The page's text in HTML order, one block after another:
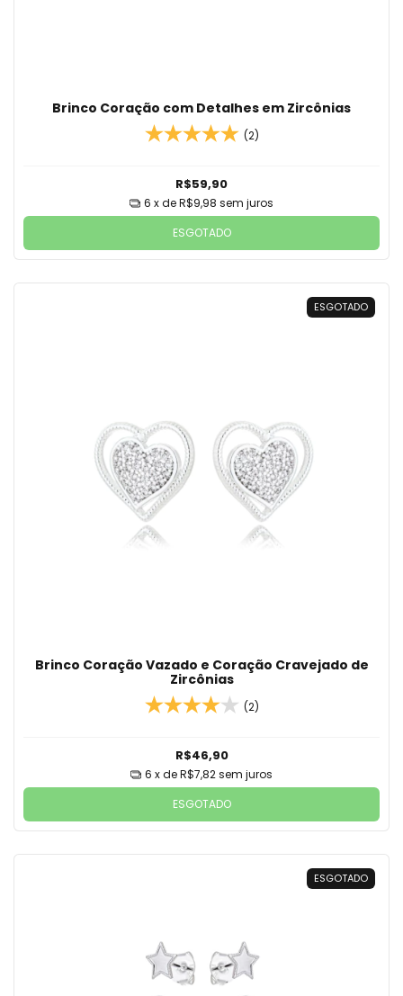
Brinco Coração com Detalhes em Zircônias
(2)
R$59,90
6 x deR$9,98 sem juros
ESGOTADO
ESGOTADO
Brinco Coração Vazado e Coração Cravejado de
Zircônias
(2)
R$46,90
6 x deR$7,82sem juros
ESGOTADO
ESGOTADO